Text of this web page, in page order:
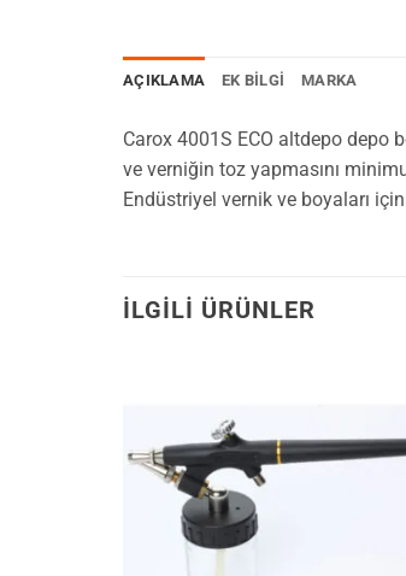
AÇIKLAMA EK BILGI MARKA
Carox 4001S ECO altdepo depo
ve verniğin toz yapmasını
Endüstriyel vernik ve boyaları
İLGILI ÜRÜNLER